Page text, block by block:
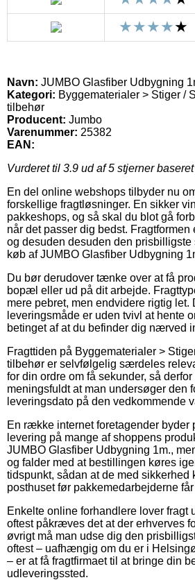
Navn: JUMBO Glasfiber Udbygning
Kategori: Byggematerialer > Stiger /
tilbehør
Producent: Jumbo
Varenummer: 25382
EAN:
Vurderet til 3.9 ud af 5 stjerner
En del online webshops tilbyder nu
forskellige fragtløsninger. En sikker
pakkeshops, og så skal du blot gå
når det passer dig bedst.
og desuden desuden den prisbilligste
køb af JUMBO Glasfiber Udbygning
Du bør derudover tænke over at få
bopæl eller ud på dit arbejde.
mere pebret, men endvidere rigtig let.
leveringsmåde er uden tvivl at hente
betinget af at du befinder dig nærved
Fragttiden på Byggematerialer >
tilbehør er selvfølgelig særdeles
for din ordre om få sekunder, så
meningsfuldt at man undersøger den
leveringsdato på den vedkommende
En række internet foretagender byder
levering på mange af shoppens
JUMBO Glasfiber Udbygning 1m.,
og falder med at bestillingen køres
tidspunkt, sådan at de med sikkerhed
posthuset før pakkemedarbejderne får
Enkelte online forhandlere lover fragt
oftest påkræves det at der erhverves
øvrigt må man udse dig den
oftest – uafhængig om du er i
– er at få fragtfirmaet til at bringe din
udleveringssted.